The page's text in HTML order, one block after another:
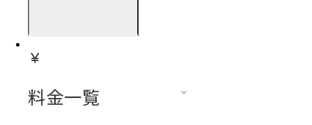
料金一覧